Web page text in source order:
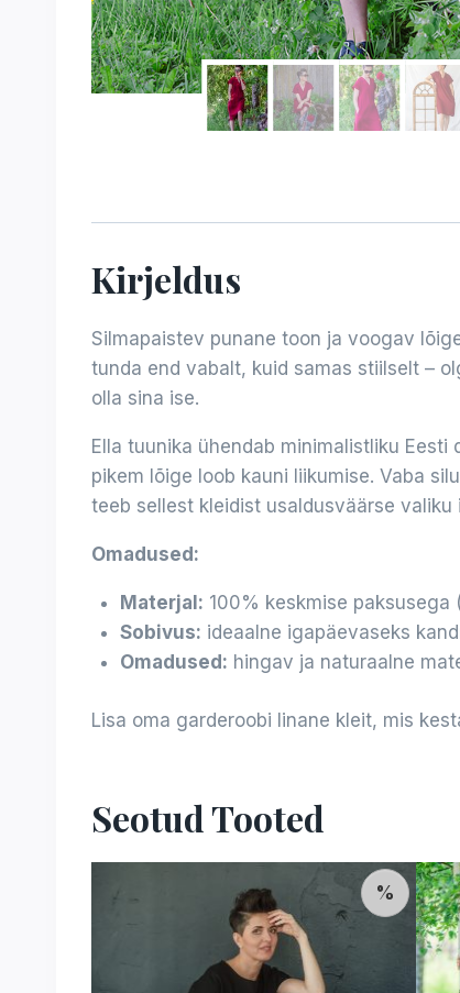
Kirjeldus
Silmapaistev punane toon ja voogav
tunda end vabalt, kuid samas stiilselt –
olla sina ise.
Ella tuunika ühendab minimalistliku
pikem lõige loob kauni liikumise. Vaba
teeb sellest kleidist usaldusväärse
Omadused:
Materjal: 100% keskmise paksusega
Sobivus: ideaalne igapäevaseks
Omadused: hingav ja naturaalne
Lisa oma garderoobi linane kleit, mis
Seotud Tooted
%